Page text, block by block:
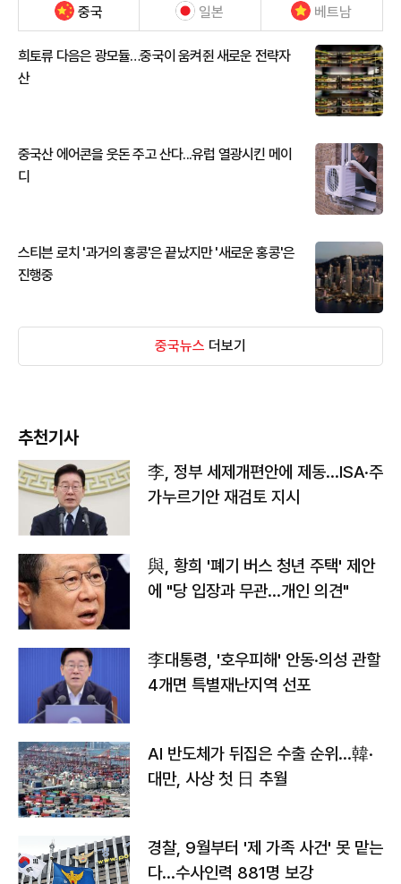
중국 일본 베트남
희토류 다음은 광모듈…중국이 움켜쥔 새로운 전략자
산
중국산 에어콘을 웃돈 주고 산다...유럽 열광시킨 메이
디
스티븐 로치 '과거의 홍콩'은 끝났지만 '새로운 홍콩'은
진행중
중국뉴스 더보기
추천기사
李, 정부 세제개편안에 제동…ISA·주
가누르기안 재검토 지시
與, 황희 '폐기 버스 청년 주택' 제안
에 "당 입장과 무관…개인 의견"
李대통령, '호우피해' 안동·의성 관할
4개면 특별재난지역 선포
AI 반도체가 뒤집은 수출 순위…韓·
대만, 사상 첫 日 추월
경찰, 9월부터 '제 가족 사건' 못 맡는
다…수사인력 881명 보강